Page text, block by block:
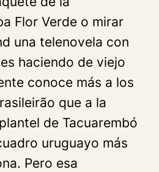
Flor Verde o mirar
una telenovela con
haciendo de viejo
conoce más a los
que a la
de Tacuarembó
uruguayo más
Pero esa